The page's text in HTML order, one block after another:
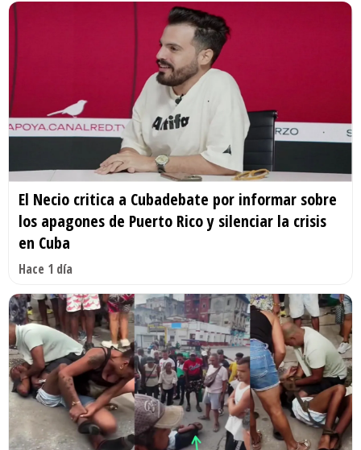
El Necio critica a Cubadebate por informar sobre
los apagones de Puerto Rico y silenciar la crisis
en Cuba
Hace 1 día